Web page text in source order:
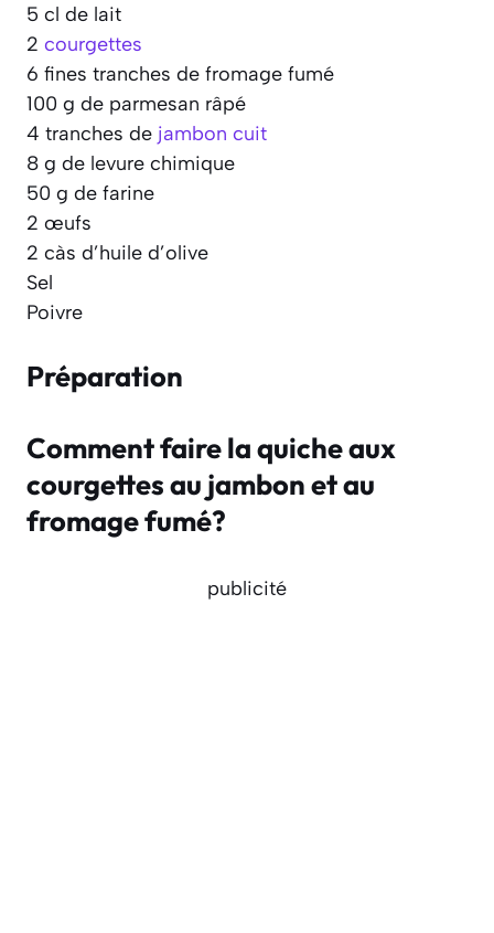
5 cl de lait
2 courgettes
6 fines tranches de fromage fumé
100 g de parmesan râpé
4 tranches de jambon cuit
8 g de levure chimique
50 g de farine
2 œufs
2 càs d’huile d’olive
Sel
Poivre
Préparation
Comment faire la quiche aux
courgettes au jambon et au
fromage fumé?
publicité